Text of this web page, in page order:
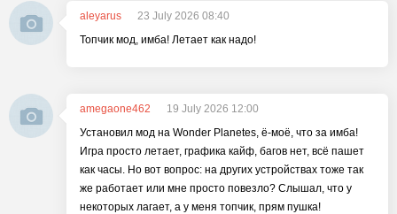
aleyarus
23 July 2026 08:40
Топчик мод, имба! Летает как надо!
amegaone462
19 July 2026 12:00
Установил мод на Wonder Planetes, ё-моё, что за имба!
Игра просто летает, графика кайф, багов нет, всё пашет
как часы. Но вот вопрос: на других устройствах тоже так
же работает или мне просто повезло? Слышал, что у
некоторых лагает, а у меня топчик, прям пушка!